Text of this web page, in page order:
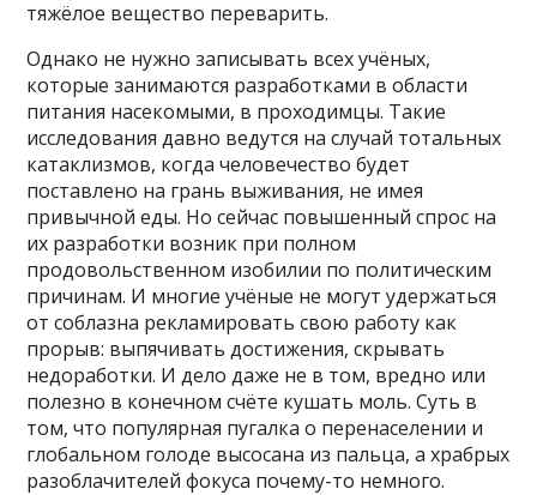
тяжёлое вещество переварить.
Однако не нужно записывать всех учёных,
которые занимаются разработками в области
питания насекомыми, в проходимцы. Такие
исследования давно ведутся на случай тотальных
катаклизмов, когда человечество будет
поставлено на грань выживания, не имея
привычной еды. Но сейчас повышенный спрос на
их разработки возник при полном
продовольственном изобилии по политическим
причинам. И многие учёные не могут удержаться
от соблазна рекламировать свою работу как
прорыв: выпячивать достижения, скрывать
недоработки. И дело даже не в том, вредно или
полезно в конечном счёте кушать моль. Суть в
том, что популярная пугалка о перенаселении и
глобальном голоде высосана из пальца, а храбрых
разоблачителей фокуса почему-то немного.